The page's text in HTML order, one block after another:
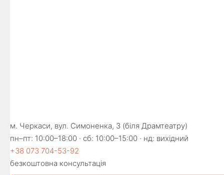
м. Черкаси, вул. Симоненка, 3 (біля Драмтеатру)
пн–пт: 10:00–18:00 · сб: 10:00–15:00 · нд: вихідний
+38 073 704-53-92
безкоштовна консультація